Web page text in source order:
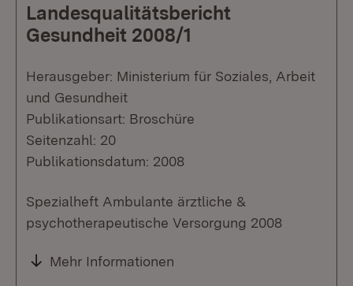
Landesqualitätsbericht
Gesundheit 2008/1
Herausgeber: Ministerium für Soziales, Arbeit
und Gesundheit
Publikationsart: Broschüre
Seitenzahl: 20
Publikationsdatum: 2008
Spezialheft Ambulante ärztliche &
psychotherapeutische Versorgung 2008
Mehr Informationen